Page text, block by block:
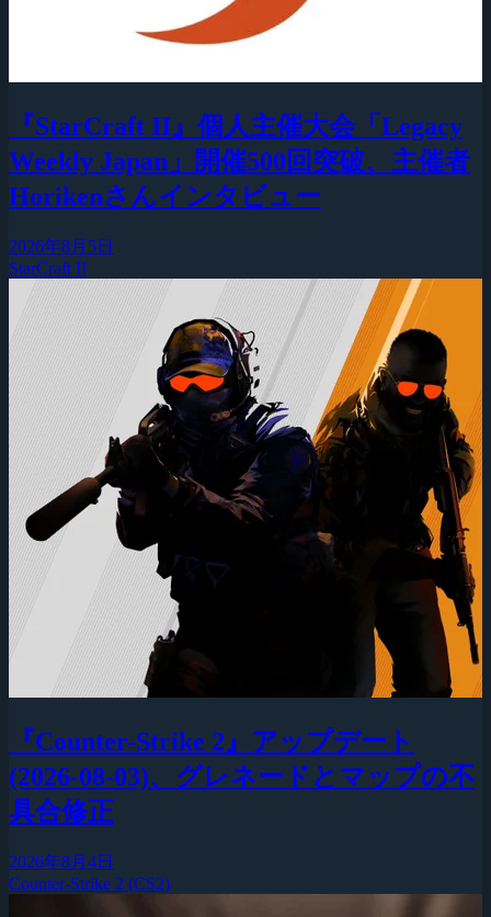
『StarCraft II』個人主催大会「Legacy
Weekly Japan」開催500回突破、主催者
Horikenさんインタビュー
2026年8月5日
StarCraft II
『Counter-Strike 2』アップデート
(2026-08-03)、グレネードとマップの不
具合修正
2026年8月4日
Counter-Strike 2 (CS2)